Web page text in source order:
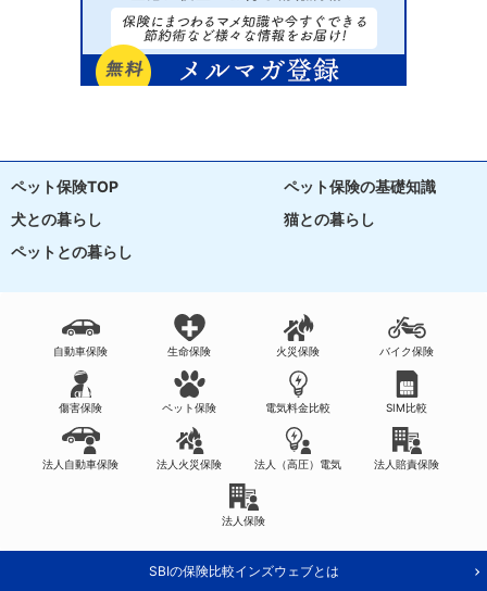
ペット保険TOP
ペット保険の基礎知識
犬との暮らし
猫との暮らし
ペットとの暮らし
自動車保険 生命保険 火災保険 バイク保険
傷害保険 ペット保険 電気料金比較 SIM比較
法人自動車保険 法人火災保険 法人（高圧）電気 法人賠責保険
法人保険
SBIの保険比較インズウェブとは